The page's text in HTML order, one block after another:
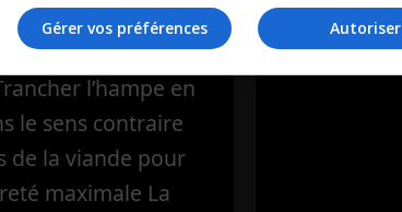
de bœuf
vin rougePour la
l’hampe en
le sens contraire
de la viande pour
maximale La
Autoriser
Gérer vos préférences